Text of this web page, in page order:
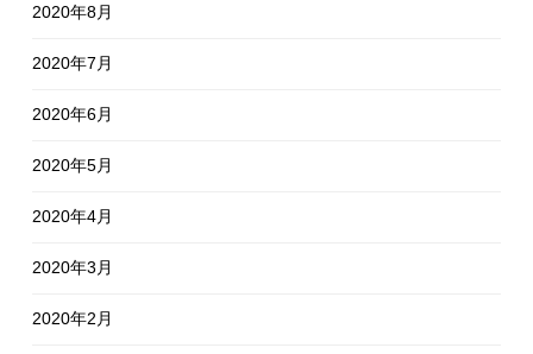
2020年8月
2020年7月
2020年6月
2020年5月
2020年4月
2020年3月
2020年2月